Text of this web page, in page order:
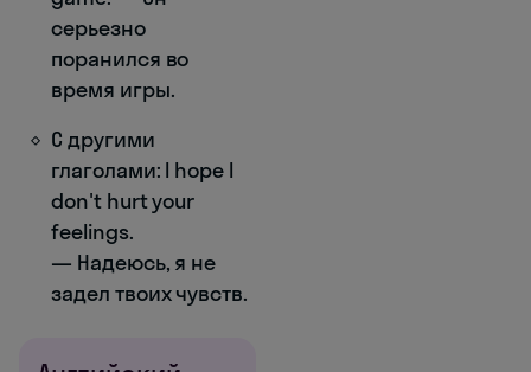
серьезно
поранился во
время игры.
С другими
глаголами: I hope I
don't hurt your
feelings.
— Надеюсь, я не
задел твоих чувств.